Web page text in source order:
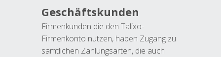
Geschäftskunden
Firmenkunden die den Talixo-
Firmenkonto nutzen, haben Zugang zu
sämtlichen Zahlungsarten, die auch